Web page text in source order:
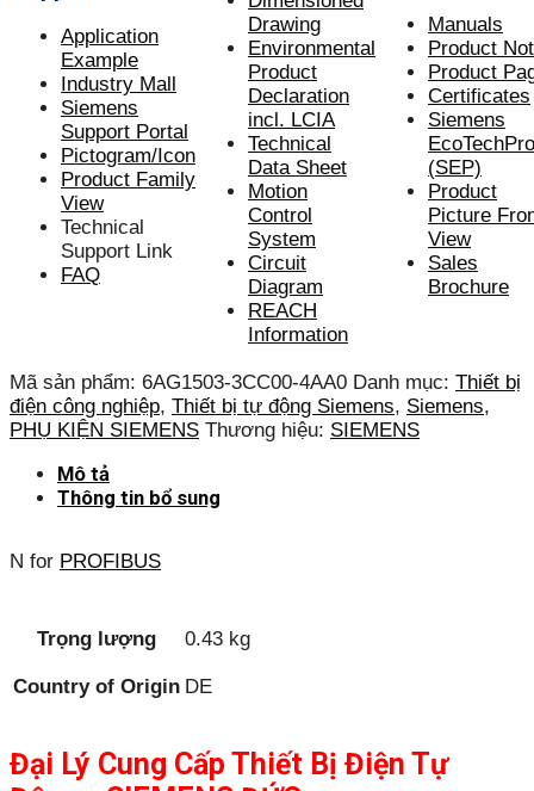
Application
Example
Industry Mall
Siemens
Support Portal
Pictogram/Icon
Product Family
View
Technical
Support Link
FAQ
Drawing
Environmental
Product
Declaration
incl. LCIA
Technical
Data Sheet
Motion
Control
System
Circuit
Diagram
REACH
Information
Manuals
Product
Product
Certificates
Siemens
(SEP)
Product
Picture
View
Sales
Brochure
Mã sản phẩm: 6AG1503-3CC00-4AA0 Danh mục: Thiết bị
điện công nghiệp, Thiết bị tự động Siemens, Siemens,
PHỤ KIỆN SIEMENS Thương hiệu: SIEMENS
Mô tả
Thông tin bổ sung
N for PROFIBUS
Trọng lượng 0.43 kg
Country of Origin DE
Đại Lý Cung Cấp Thiết Bị Điện Tự